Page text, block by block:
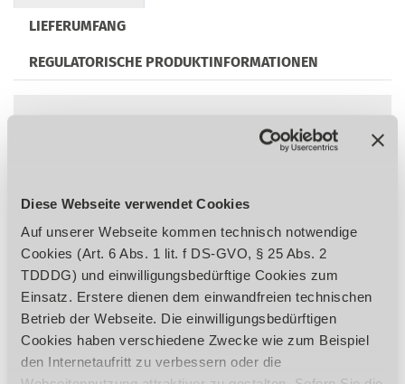
Diese Webseite verwendet Cookies
Auf unserer Webseite kommen technisch notwendige
Cookies (Art. 6 Abs. 1 lit. f DS-GVO, § 25 Abs. 2
TDDDG) und einwilligungsbedürftige Cookies zum
Einsatz. Erstere dienen dem einwandfreien technischen
Betrieb der Webseite. Die einwilligungsbedürftigen
Cookies haben verschiedene Zwecke wie zum Beispiel
den Internetaufritt zu verbessern oder die
LIEFERUMFANG
REGULATORISCHE PRODUKTINFORMATIONEN
Laufruhiger und leistungsstarker
Rechts-/Linkslauf
Keilriemenabdeckung mit
Sicherheitsschalter
Digitale Drehzahlanzeige im Gehäuse
integriert
Rundlaufgenauigkeit garantiert kleiner als
0,015 mm in der Bohrpinole gemessen
Höhenverstellbarer Futterschutz mit
Mikroschalter für den größtmöglicher